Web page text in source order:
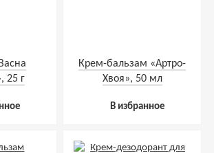
25 г
Крем-бальзам «Артро-
Хвоя», 50 мл
В избранное